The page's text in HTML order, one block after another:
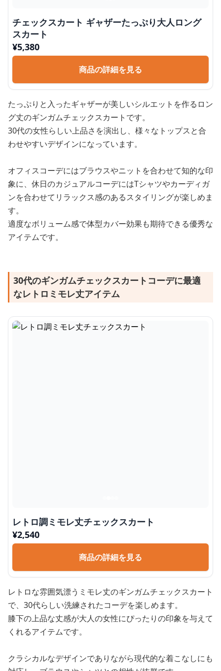
チェックスカート ギャザーたっぷり大人ロング
スカート
¥5,380
商品の詳細を見る
たっぷりと入ったギャザーが美しいシルエットを作るロン
グ丈のギンガムチェックスカートです。
30代の女性らしい上品さを演出し、様々なトップスと合
わせやすいデザインになっています。
オフィスコーデにはブラウスやニットを合わせて知的な印
象に、休日のカジュアルコーデにはTシャツやカーディガ
ンを合わせてリラックス感のあるスタイリングが楽しめま
す。
適度なボリューム感で体型カバー効果も期待できる優秀な
アイテムです。
30代のギンガムチェックスカートコーデに最適
なレトロミモレ丈アイテム
レトロ調ミモレ丈チェックスカート
¥2,540
商品の詳細を見る
レトロな雰囲気漂うミモレ丈のギンガムチェックスカート
で、30代らしい洗練されたコーデを楽しめます。
膝下の上品な丈感が大人の女性にぴったりの印象を与えて
くれるアイテムです。
クラシカルなデザインでありながら現代的な着こなしにも